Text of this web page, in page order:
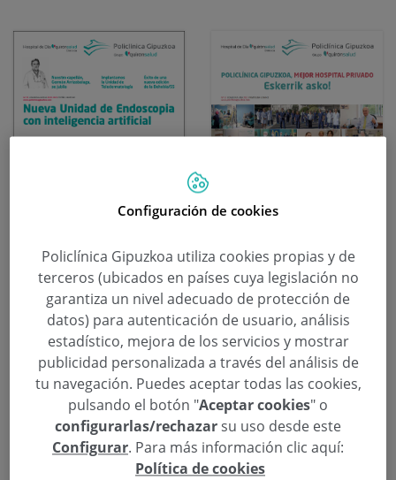
2023-01-02
Revista Nº 52
Descargar PDF
2022-07-07
Revista Nº 51
Descargar PDF
Configuración de cookies
Policlínica Gipuzkoa utiliza cookies propias y de
terceros (ubicados en países cuya legislación no
garantiza un nivel adecuado de protección de
datos) para autenticación de usuario, análisis
estadístico, mejora de los servicios y mostrar
publicidad personalizada a través del análisis de
tu navegación. Puedes aceptar todas las cookies,
pulsando el botón "Aceptar cookies" o
configurarlas/rechazarsu uso desde este
Configurar. Para más información clic aquí:
Política de cookies